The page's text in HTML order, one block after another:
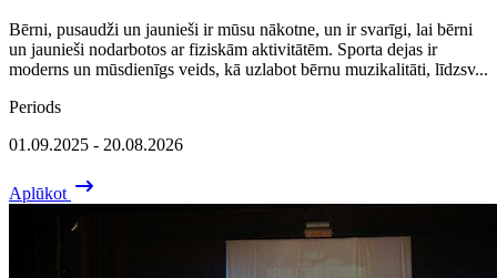
Bērni, pusaudži un jaunieši ir mūsu nākotne, un ir svarīgi, lai bērni
un jaunieši nodarbotos ar fiziskām aktivitātēm. Sporta dejas ir
moderns un mūsdienīgs veids, kā uzlabot bērnu muzikalitāti, līdzsv...
Periods
01.09.2025 - 20.08.2026
Aplūkot